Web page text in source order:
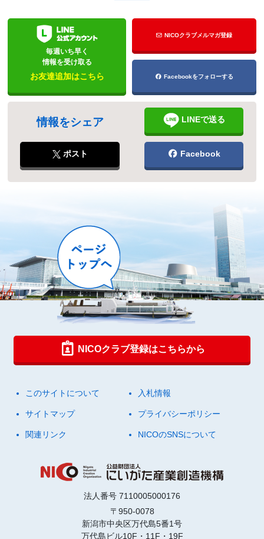
毎週いち早く
情報を受け取る
お友達追加はこちら
NICOクラブメルマガ登録
Facebookをフォローする
情報をシェア LINEで送る
ポスト Facebook
NICOクラブ登録はこちらから
このサイトについて 入札情報
サイトマップ プライバシーポリシー
関連リンク NICOのSNSについて
法人番号 7110005000176
〒950-0078
新潟市中央区万代島5番1号
万代島ビル10F・11F・19F